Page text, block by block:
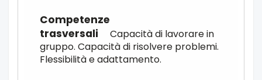
Capacità di lavorare in
gruppo. Capacità di risolvere problemi.
Flessibilità e adattamento.